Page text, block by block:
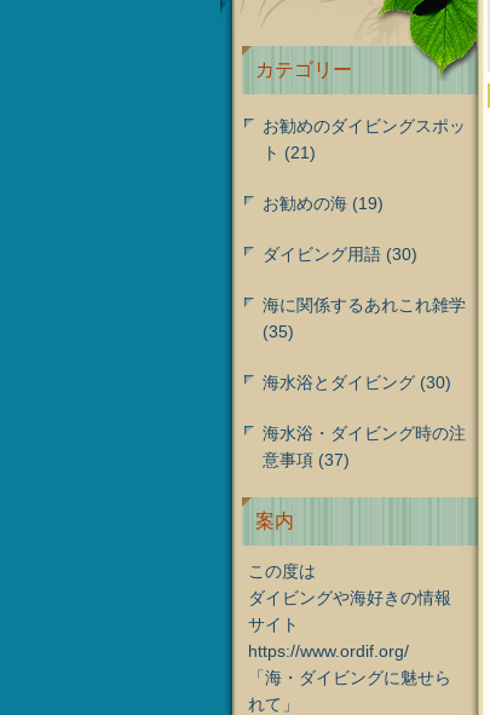
カテゴリー
お勧めのダイビングスポッ
ト (21)
お勧めの海 (19)
ダイビング用語 (30)
海に関係するあれこれ雑学
(35)
海水浴とダイビング (30)
海水浴・ダイビング時の注
意事項 (37)
案内
この度は
ダイビングや海好きの情報
サイト
https://www.ordif.org/
「海・ダイビングに魅せら
れて」